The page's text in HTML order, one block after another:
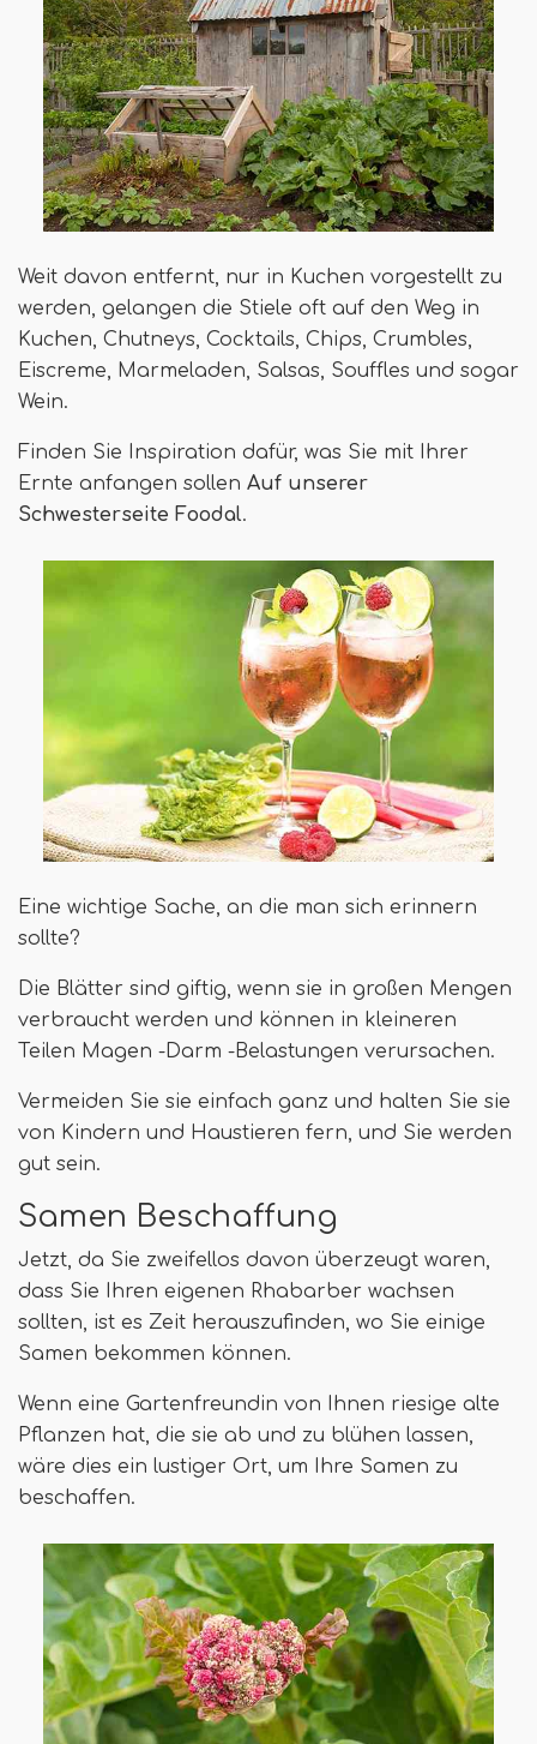
Weit davon entfernt, nur in Kuchen vorgestellt zu
werden, gelangen die Stiele oft auf den Weg in
Kuchen, Chutneys, Cocktails, Chips, Crumbles,
Eiscreme, Marmeladen, Salsas, Souffles und sogar
Wein.
Finden Sie Inspiration dafür, was Sie mit Ihrer
Ernte anfangen sollen Auf unserer
Schwesterseite Foodal.
Eine wichtige Sache, an die man sich erinnern
sollte?
Die Blätter sind giftig, wenn sie in großen Mengen
verbraucht werden und können in kleineren
Teilen Magen -Darm -Belastungen verursachen.
Vermeiden Sie sie einfach ganz und halten Sie sie
von Kindern und Haustieren fern, und Sie werden
gut sein.
Samen Beschaffung
Jetzt, da Sie zweifellos davon überzeugt waren,
dass Sie Ihren eigenen Rhabarber wachsen
sollten, ist es Zeit herauszufinden, wo Sie einige
Samen bekommen können.
Wenn eine Gartenfreundin von Ihnen riesige alte
Pflanzen hat, die sie ab und zu blühen lassen,
wäre dies ein lustiger Ort, um Ihre Samen zu
beschaffen.